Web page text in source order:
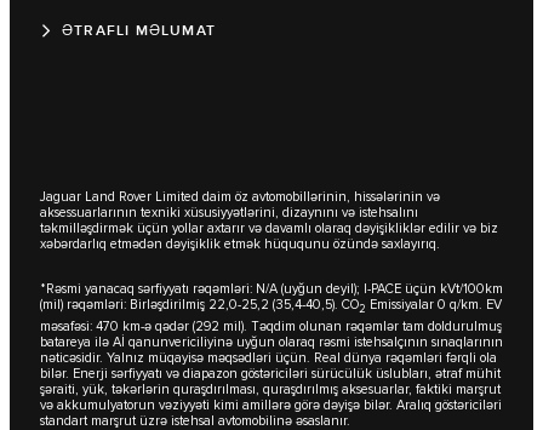
ƏTRAFLI MƏLUMAT
Jaguar Land Rover Limited daim öz avtomobillərinin, hissələrinin və
aksessuarlarının texniki xüsusiyyətlərini, dizaynını və istehsalını
təkmilləşdirmək üçün yollar axtarır və davamlı olaraq dəyişikliklər edilir və biz
xəbərdarlıq etmədən dəyişiklik etmək hüququnu özündə saxlayırıq.
*Rəsmi yanacaq sərfiyyatı rəqəmləri: N/A (uyğun deyil); I-PACE üçün kVt/100km
(mil) rəqəmləri: Birləşdirilmiş 22,0-25,2 (35,4-40,5). CO2 Emissiyalar 0 q/km. EV
məsafəsi: 470 km-ə qədər (292 mil). Təqdim olunan rəqəmlər tam doldurulmuş
batareya ilə Aİ qanunvericiliyinə uyğun olaraq rəsmi istehsalçının sınaqlarının
nəticəsidir. Yalnız müqayisə məqsədləri üçün. Real dünya rəqəmləri fərqli ola
bilər. Enerji sərfiyyatı və diapazon göstəriciləri sürücülük üslubları, ətraf mühit
şəraiti, yük, təkərlərin quraşdırılması, quraşdırılmış aksesuarlar, faktiki marşrut
və akkumulyatorun vəziyyəti kimi amillərə görə dəyişə bilər. Aralıq göstəriciləri
standart marşrut üzrə istehsal avtomobilinə əsaslanır.